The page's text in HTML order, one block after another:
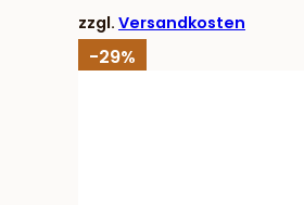
zzgl. Versandkosten
-29%